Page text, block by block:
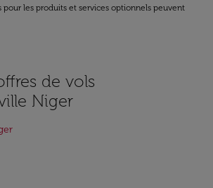
pour les produits et services optionnels peuvent
de vols
Niger